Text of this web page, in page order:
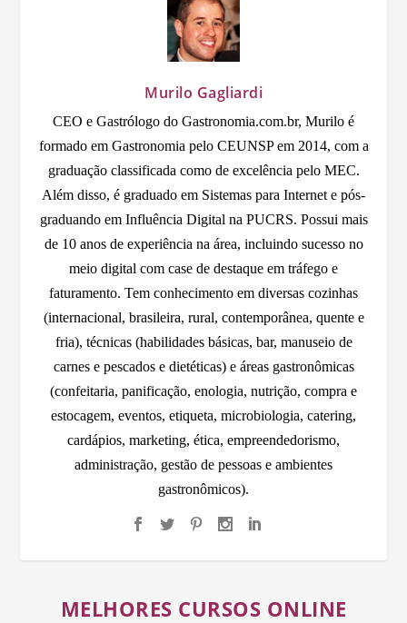
Murilo Gagliardi
CEO e Gastrólogo do Gastronomia.com.br, Murilo é
formado em Gastronomia pelo CEUNSP em 2014, com a
graduação classificada como de excelência pelo MEC.
Além disso, é graduado em Sistemas para Internet e pós-
graduando em Influência Digital na PUCRS. Possui mais
de 10 anos de experiência na área, incluindo sucesso no
meio digital com case de destaque em tráfego e
faturamento. Tem conhecimento em diversas cozinhas
(internacional, brasileira, rural, contemporânea, quente e
fria), técnicas (habilidades básicas, bar, manuseio de
carnes e pescados e dietéticas) e áreas gastronômicas
(confeitaria, panificação, enologia, nutrição, compra e
estocagem, eventos, etiqueta, microbiologia, catering,
cardápios, marketing, ética, empreendedorismo,
administração, gestão de pessoas e ambientes
gastronômicos).
MELHORES CURSOS ONLINE